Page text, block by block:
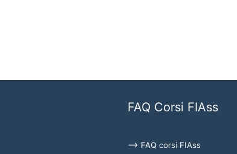
FAQ Corsi FIAss
⟶ FAQ corsi FIAss